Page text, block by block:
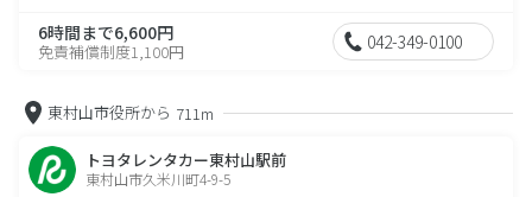
6時間まで6,600円
免責補償制度1,100円 042-349-0100
東村山市役所から 711m
トヨタレンタカー東村山駅前
東村山市久米川町4-9-5